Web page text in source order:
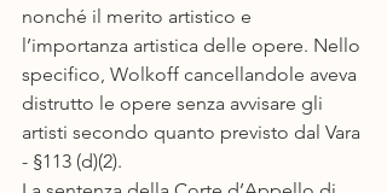
nonché il merito artistico e
l’importanza artistica delle opere. Nello
specifico, Wolkoff cancellandole aveva
distrutto le opere senza avvisare gli
artisti secondo quanto previsto dal Vara
- §113 (d)(2).